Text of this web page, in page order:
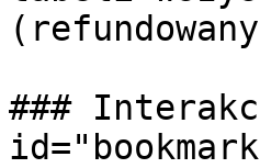
###